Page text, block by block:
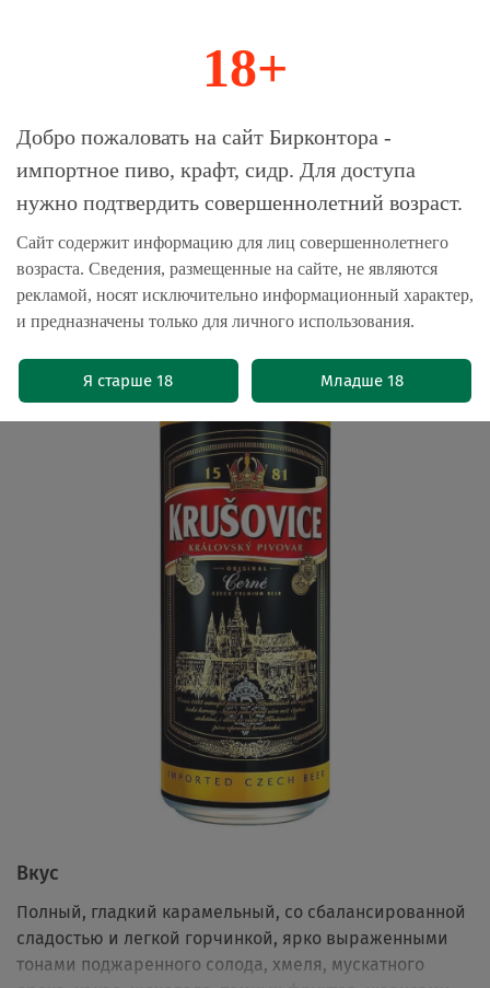
Магазин-Склад импортного пива, крафта и
Главная Пиво импортное
Пиво Крушовице Темное / Krusovice
Cerne 0.5 - банка
Вкус
Полный, гладкий карамельный, со сбалансированной
сладостью и легкой горчинкой, ярко выраженными
тонами поджаренного солода, хмеля, мускатного
18+
Добро пожаловать на сайт Бирконтора -
импортное пиво, крафт, сидр. Для доступа
нужно подтвердить совершеннолетний возраст.
Сайт содержит информацию для лиц совершеннолетнего
возраста. Сведения, размещенные на сайте, не являются
рекламой, носят исключительно информационный характер,
и предназначены только для личного использования.
Я старше 18 Младше 18